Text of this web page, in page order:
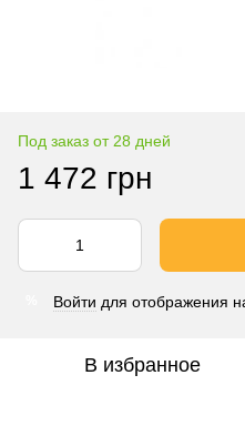
Под заказ от 28 дней
1 472 грн
Войти для отображения
В избранное